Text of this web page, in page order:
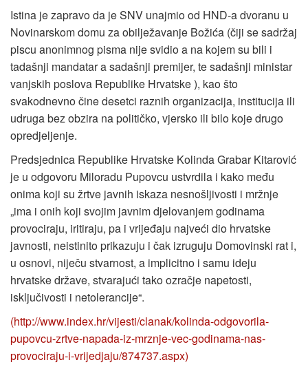
Istina je zapravo da je SNV unajmio od HND-a dvoranu u
Novinarskom domu za obilježavanje Božića (čiji se sadržaj
piscu anonimnog pisma nije svidio a na kojem su bili i
tadašnji mandatar a sadašnji premijer, te sadašnji ministar
vanjskih poslova Republike Hrvatske ), kao što
svakodnevno čine desetci raznih organizacija, institucija ili
udruga bez obzira na političko, vjersko ili bilo koje drugo
opredjeljenje.
Predsjednica Republike Hrvatske Kolinda Grabar Kitarović
je u odgovoru Miloradu Pupovcu ustvrdila i kako među
onima koji su žrtve javnih iskaza nesnošljivosti i mržnje
„ima i onih koji svojim javnim djelovanjem godinama
provociraju, iritiraju, pa i vrijeđaju najveći dio hrvatske
javnosti, neistinito prikazuju i čak izruguju Domovinski rat i,
u osnovi, niječu stvarnost, a implicitno i samu ideju
hrvatske države, stvarajući tako ozračje napetosti,
isključivosti i netolerancije“.
(http://www.index.hr/vijesti/clanak/kolinda-odgovorila-
pupovcu-zrtve-napada-iz-mrznje-vec-godinama-nas-
provociraju-i-vrijedjaju/874737.aspx)